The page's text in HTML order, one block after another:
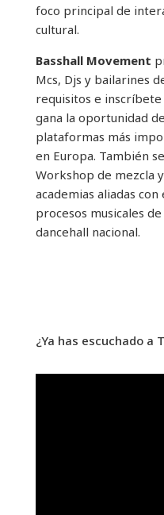
foco principal de
cultural.
Basshall Movement
Mcs, Djs y bailarines
requisitos e inscríbete
gana la oportunidad
plataformas más
en Europa. También
Workshop de mezcla
academias aliadas
procesos musicales
dancehall nacional.
¿Ya has escuchado a